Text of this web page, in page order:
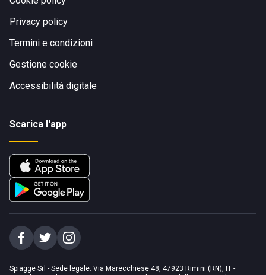
Privacy policy
Termini e condizioni
Gestione cookie
Accessibilità digitale
Scarica l'app
Spiagge Srl - Sede legale: Via Marecchiese 48, 47923 Rimini (RN), IT -